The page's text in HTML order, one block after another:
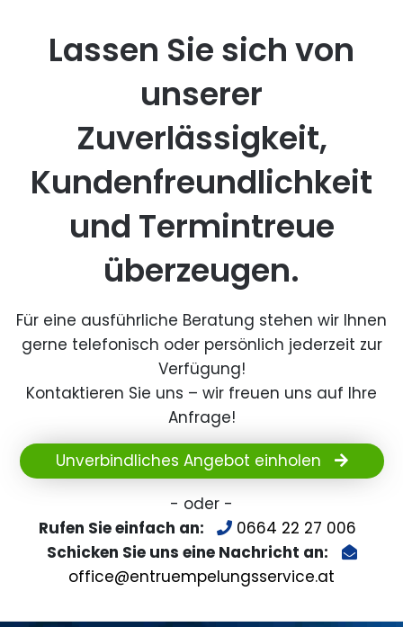
Lassen Sie sich von
unserer
Zuverlässigkeit,
Kundenfreundlichkeit
und Termintreue
überzeugen.
Für eine ausführliche Beratung stehen wir Ihnen
gerne telefonisch oder persönlich jederzeit zur
Verfügung!
Kontaktieren Sie uns – wir freuen uns auf Ihre
Anfrage!
Unverbindliches Angebot einholen
- oder -
Rufen Sie einfach an:
0664 22 27 006
Schicken Sie uns eine Nachricht an:
office@entruempelungsservice.at